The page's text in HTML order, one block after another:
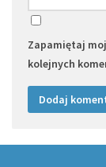
Zapamiętaj
kolejnych